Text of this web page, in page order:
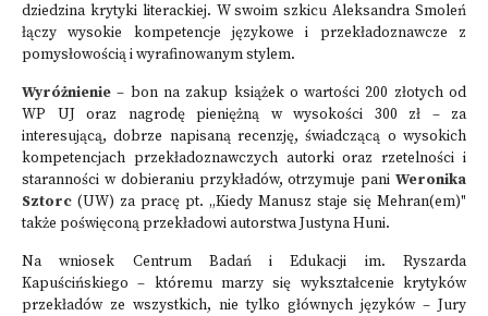
dziedzina krytyki literackiej. W swoim szkicu Aleksandra Smoleń
łączy wysokie kompetencje językowe i przekładoznawcze z
pomysłowością i wyrafinowanym stylem.
Wyróżnienie – bon na zakup książek o wartości 200 złotych od
WP UJ oraz nagrodę pieniężną w wysokości 300 zł – za
interesującą, dobrze napisaną recenzję, świadczącą o wysokich
kompetencjach przekładoznawczych autorki oraz rzetelności i
staranności w dobieraniu przykładów, otrzymuje pani Weronika
Sztorc (UW) za pracę pt. „Kiedy Manusz staje się Mehran(em)"
także poświęconą przekładowi autorstwa Justyna Huni.
Na wniosek Centrum Badań i Edukacji im. Ryszarda
Kapuścińskiego – któremu marzy się wykształcenie krytyków
przekładów ze wszystkich, nie tylko głównych języków – Jury